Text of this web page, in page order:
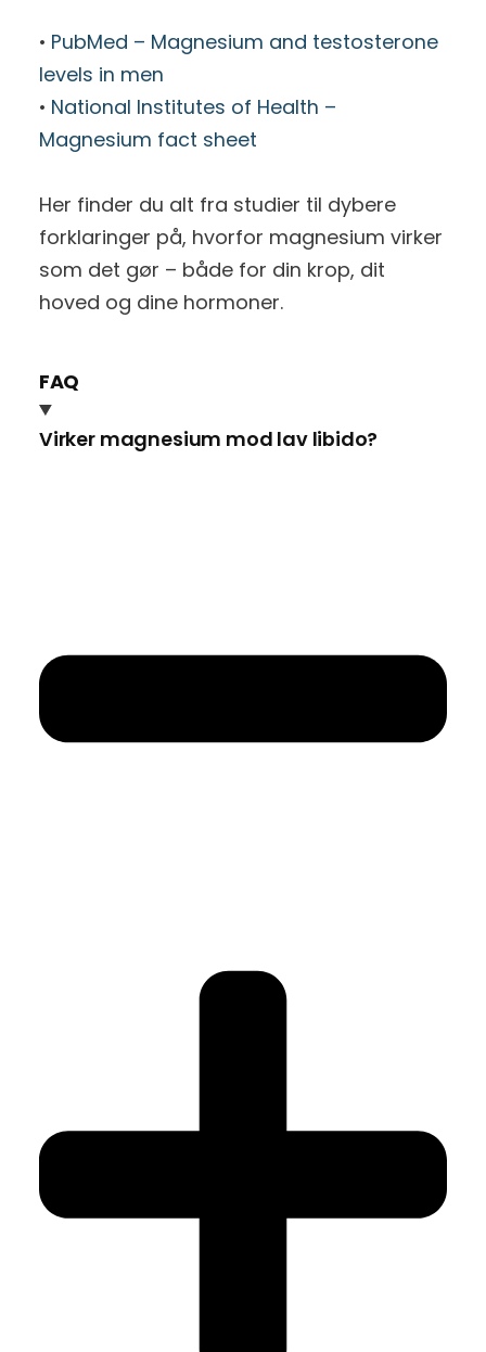
• PubMed – Magnesium and testosterone
levels in men
• National Institutes of Health –
Magnesium fact sheet
Her finder du alt fra studier til dybere
forklaringer på, hvorfor magnesium virker
som det gør – både for din krop, dit
hoved og dine hormoner.
FAQ
Virker magnesium mod lav libido?